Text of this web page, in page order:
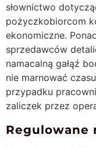
słownictwo
pożyczkobiorcom
ekonomiczne.
sprzedawców
namacalną gałąź
nie marnować
przypadku
zaliczek przez
Regulowane